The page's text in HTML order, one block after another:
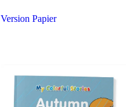
Version Papier